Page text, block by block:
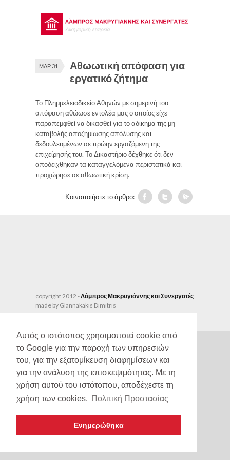
Αυτός ο ιστότοπος χρησιμοποιεί cookie από
το Google για την παροχή των υπηρεσιών
του, για την εξατομίκευση διαφημίσεων και
για την ανάλυση της επισκεψιμότητας. Με τη
χρήση αυτού του ιστότοπου, αποδέχεστε τη
χρήση των cookies. Πολιτική Προστασίας
Ενημερώθηκα
ΜΑΡ 31
Αθωωτική απόφαση για
εργατικό ζήτημα
Το Πλημμελειοδικείο Αθηνών με σημερινή του
απόφαση αθώωσε εντολέα μας ο οποίος είχε
παραπεμφθεί να δικασθεί για το αδίκημα της μη
καταβολής αποζημίωσης απόλυσης και
δεδουλευμένων σε πρώην εργαζόμενη της
επιχείρησής του. Το Δικαστήριο δέχθηκε ότι δεν
αποδείχθηκαν τα καταγγελόμενα περιστατικά και
προχώρησε σε αθωωτική κρίση.
Κοινοποιήστε το άρθρο:
copyright 2012 -Λάμπρος Μακρυγιάννης και Συνεργατές
made by GIannakakis Dimitris